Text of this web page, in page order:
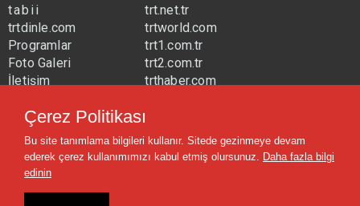
tabii
trtdinle.com
Programlar
Foto Galeri
İletişim
trt.net.tr
trtworld.com
trt1.com.tr
trt2.com.tr
trthaber.com
trtavaz.com.tr
trtmuzik.net.tr
trtcocuk.net.tr
Çerez Politikası
Bu site tanımlama bilgileri kullanır. Sitede gezinmeye devam
ederek çerez kullanımımızı kabul etmiş olursunuz. Daha fazla bilgi
edinin